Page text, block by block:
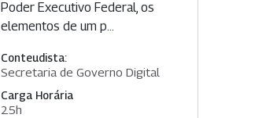
Poder Executivo Federal, os
elementos de um p...
Conteudista:
Secretaria de Governo Digital
Carga Horária
25h